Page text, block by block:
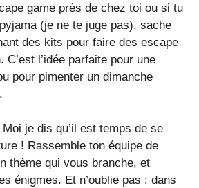
game près de chez toi ou si tu
(je ne te juge pas), sache
des kits pour faire des escape
l’idée parfaite pour une
pour pimenter un dimanche
je dis qu’il est temps de se
! Rassemble ton équipe de
thème qui vous branche, et
énigmes. Et n’oublie pas : dans